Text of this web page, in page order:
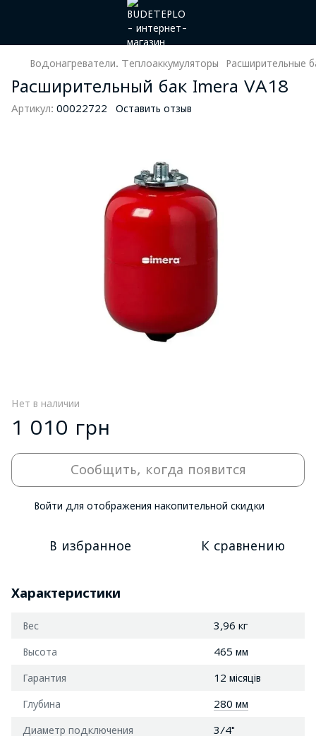
Водонагреватели. Теплоаккумуляторы Расширительные
Расширительный бак Imera VA18
Артикул: 00022722 Оставить отзыв
Нет в наличии
1 010 грн
Сообщить, когда появится
Войти для отображения накопительной скидки
В избранное К сравнению
Характеристики
Вес 3,96 кг
Высота 465 мм
Гарантия 12 місяців
Глубина 280 мм
Диаметр подключения 3/4"